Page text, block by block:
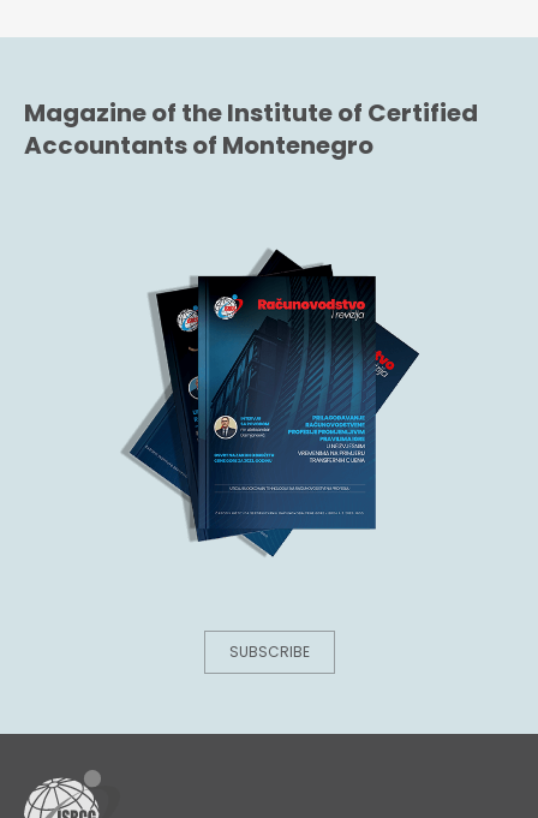
Magazine of the Institute of Certified
Accountants of Montenegro
SUBSCRIBE